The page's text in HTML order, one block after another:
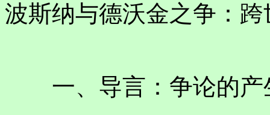
波斯纳与德沃金之争：
一、导言：争论的产